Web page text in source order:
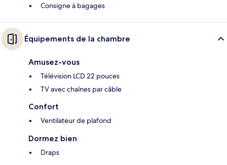
Consigne à bagages
Équipements de la chambre
Amusez-vous
Télévision LCD 22 pouces
TV avec chaînes par câble
Confort
Ventilateur de plafond
Dormez bien
Draps